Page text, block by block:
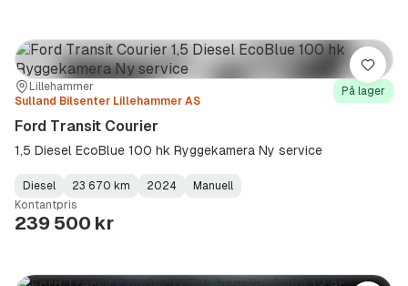
Sted:Lillehammer
Forhandler:
Sulland Bilsenter Lillehammer AS
På lager
Ford Transit Courier
1,5 Diesel EcoBlue 100 hk Ryggekamera Ny service
Fuel
Type:
Diesel
Kilometerstand:
23 670 km
Model
Year:
2024
Gearbox
Type:
Manuell
Kontantpris
239 500 kr
Lagre